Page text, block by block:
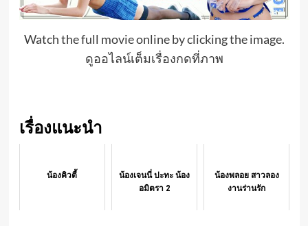
Watch the full movie online by clicking the image.
ดูออไลน์เต็มเรื่องกดที่ภาพ
เรื่องแนะนำ
น้องคิวตี้
น้องเจนนี่ ปะทะ น้อง
อมิตรา 2
น้องพลอย สาวลอง
งานร่านรัก